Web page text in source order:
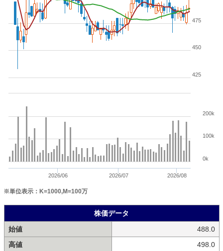
2026/06 2026/07 2026/08
425
450
475
0k
100k
200k
※単位表示：K=1000,M=100万
株価データ
始値
488.0
高値
498.0